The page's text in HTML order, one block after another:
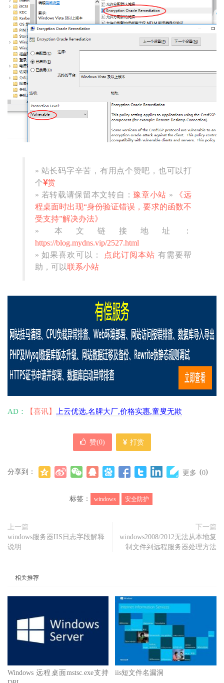
» 站长码字辛苦，有用点个赞吧，也可以打
个 赏
» 若转载请保留本文转自：豫章小站 »
《远
程桌面时出现“身份验证错误，要求的函数不
受支持”解决办法》
» 本文链接地址：
https://blog.mydns.vip/2527.html
» 如果喜欢可以：
点此订阅本站 有需要帮
助，可以联系小站
AD： 【喜讯】 上云优选,名牌大厂,价格实惠,童叟无欺
赞(0) 打赏
分享到： 更多 (0)
标签： windows 安全防护
上一篇
windows服务器IIS日志字段解释
说明
下一篇
windows2008/2012无法从本地复
制文件到远程服务器处理方法
相关推荐
Windows 远程桌面mstsc.exe支持
iis短文件名漏洞